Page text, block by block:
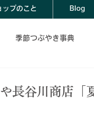
ップのこと Blog
季節つぶやき事典
長谷川商店「